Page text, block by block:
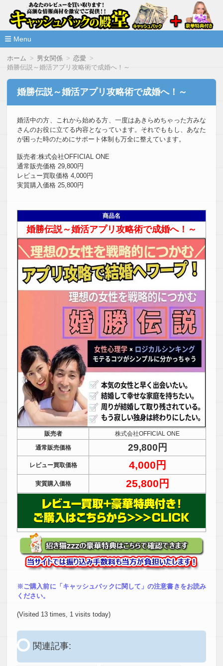
情報商材激安サイト・キャッシ
ュバックの殿堂
高額な情報商材をレビューを買い取ることで激安で購入できま
Menu
ホーム 男女関係
恋愛
婚勝伝説～婚活アプリ攻略術で成婚へ！～
婚勝伝説～婚活アプリ攻略術で成婚へ！～
婚活中の方、これから始める方、一度はあきらめちゃった方みな
さんのお役に立てる内容となっています。それでももし、あなた
が困った時のためにサポート体制も万全に整えています。
販売者:株式会社OFFICIAL ONE
通常販売価格 29,800円
レビュー買取価格 4,000円
実質購入価格 25,800円
商品名
婚勝伝説～婚活アプリ攻略術で成婚へ！～
販売者
株式会社OFFICIAL ONE
通常販売価格
29,800円
レビュー買取価格 4,000円
実質購入価格 25,800円
※ご購入前に「キャッシュバックに関して」の注意書きをお読み
ください。
(Visited 13 times, 1 visits today)
関連記事: